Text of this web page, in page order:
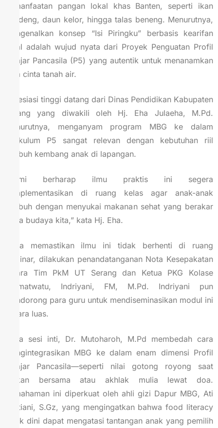
pemanfaatan pangan lokal khas Banten, seperti ikan
bandeng, daun kelor, hingga talas beneng. Menurutnya,
mengenalkan konsep “Isi Piringku” berbasis kearifan
lokal adalah wujud nyata dari Proyek Penguatan Profil
Pelajar Pancasila (P5) yang autentik untuk menanamkan
rasa cinta tanah air.
Apresiasi tinggi datang dari Dinas Pendidikan Kabupaten
Serang yang diwakili oleh Hj. Eha Julaeha, M.Pd.
Menurutnya, menganyam program MBG ke dalam
kurikulum P5 sangat relevan dengan kebutuhan riil
tumbuh kembang anak di lapangan.
“Kami berharap ilmu praktis ini segera
diimplementasikan di ruang kelas agar anak-anak
tumbuh dengan menyukai makanan sehat yang berakar
pada budaya kita,” kata Hj. Eha.
Guna memastikan ilmu ini tidak berhenti di ruang
seminar, dilakukan penandatanganan Nota Kesepakatan
antara Tim PkM UT Serang dan Ketua PKG Kolase
Kramatwatu, Indriyani, FM, M.Pd. Indriyani pun
mendorong para guru untuk mendiseminasikan modul ini
secara luas.
Pada sesi inti, Dr. Mutoharoh, M.Pd membedah cara
mengintegrasikan MBG ke dalam enam dimensi Profil
Pelajar Pancasila—seperti nilai gotong royong saat
makan bersama atau akhlak mulia lewat doa.
Pemahaman ini diperkuat oleh ahli gizi Dapur MBG, Ati
Rastiani, S.Gz, yang mengingatkan bahwa food literacy
sejak dini dapat mengatasi tantangan anak yang pemilih